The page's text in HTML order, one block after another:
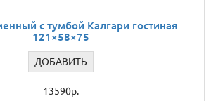
с тумбой Калгари гостиная
121×58×75
ДОБАВИТЬ
13590р.